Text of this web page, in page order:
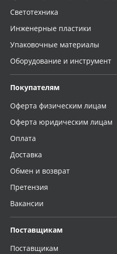
Светотехника
Инженерные пластики
Упаковочные материалы
Оборудование и инструмент
Покупателям
Оферта физическим лицам
Оферта юридическим лицам
Оплата
Доставка
Обмен и возврат
Претензия
Вакансии
Поставщикам
Поставщикам